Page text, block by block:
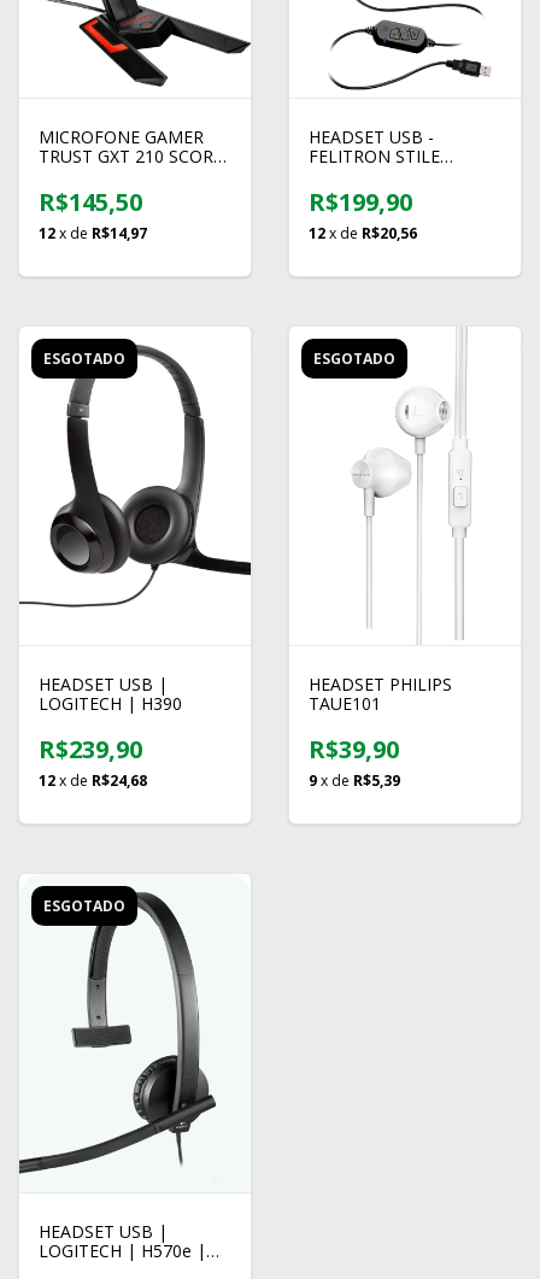
MICROFONE GAMER
TRUST GXT 210 SCORP
R$145,50
12x de R$14,97
HEADSET USB -
FELITRON STILE
R$199,90
12x de R$20,56
ESGOTADO
HEADSET USB |
LOGITECH | H390
R$239,90
12x de R$24,68
ESGOTADO
HEADSET PHILIPS
TAUE101
R$39,90
9x de R$5,39
ESGOTADO
HEADSET USB |
LOGITECH | H570e |